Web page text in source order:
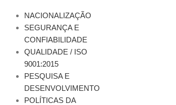
NACIONALIZAÇÃO
SEGURANÇA E
CONFIABILIDADE
QUALIDADE / ISO
9001:2015
PESQUISA E
DESENVOLVIMENTO
POLÍTICAS DA